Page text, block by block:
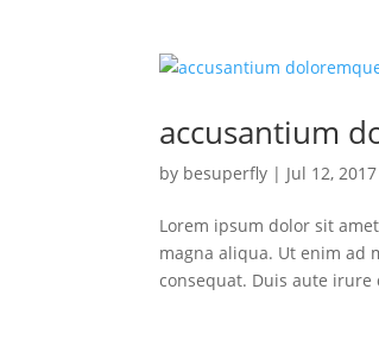
accusantium
by besuperfly | Jul 12, 2017
Lorem ipsum dolor sit
magna aliqua. Ut enim ad
consequat. Duis aute irure